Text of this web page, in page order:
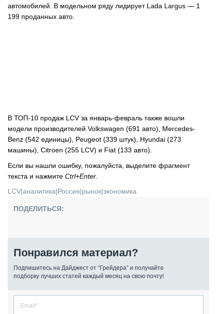
автомобилей. В модельном ряду лидирует Lada Largus — 1
199 проданных авто.
В ТОП-10 продаж LCV за январь-февраль также вошли
модели производителей Volkswagen (691 авто), Mercedes-
Benz (542 единицы), Peugeot (339 штук), Hyundai (273
машины), Citroen (255 LCV) и Fiat (133 авто).
Если вы нашли ошибку, пожалуйста, выделите фрагмент
текста и нажмите Ctrl+Enter
LCV|аналитика|Россия|рынок|экономика
ПОДЕЛИТЬСЯ:
Понравился материал?
Подпишитесь на Дайджест от “Грейдера” и получайте
подборку лучших статей каждый месяц на свою почту!